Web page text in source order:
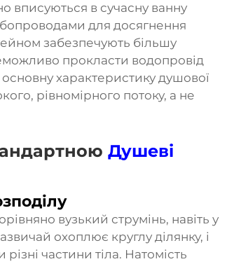
вписуються в сучасну ванну
для досягнення
забезпечують більшу
прокласти водопровід
характеристику душової
рівномірного потоку, а не
Душеві
вузький струмінь, навіть у
охоплює круглу ділянку, і
частини тіла. Натомість